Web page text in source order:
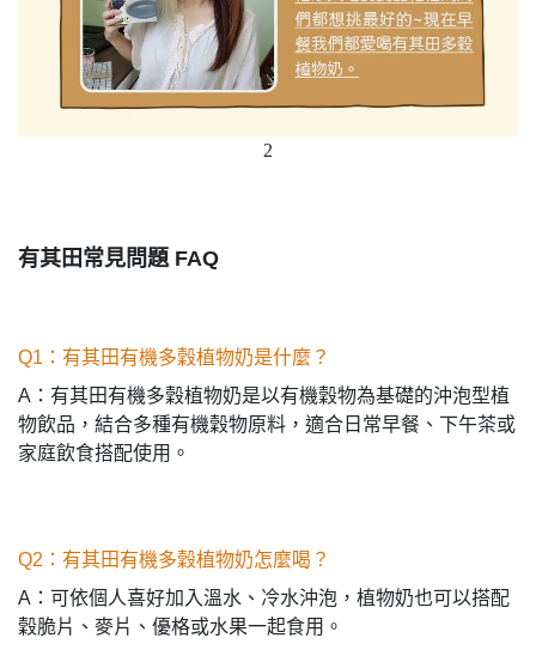
2
有其田常見問題 FAQ
Q1：有其田有機多穀植物奶是什麼？
A：有其田有機多穀植物奶是以有機穀物為基礎的沖泡型植
物飲品，結合多種有機穀物原料，適合日常早餐、下午茶或
家庭飲食搭配使用。
Q2：有其田有機多穀植物奶怎麼喝？
A：可依個人喜好加入溫水、冷水沖泡，植物奶也可以搭配
穀脆片、麥片、優格或水果一起食用。